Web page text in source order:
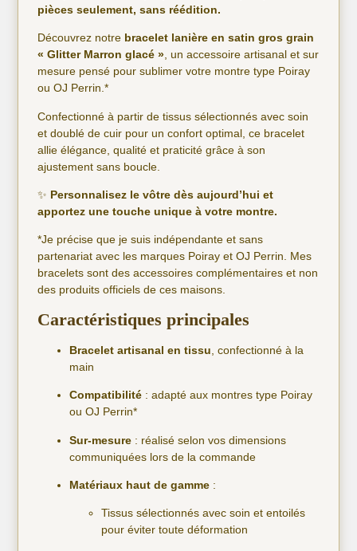
pièces seulement, sans réédition.
Découvrez notre bracelet lanière en satin gros grain
« Glitter Marron glacé », un accessoire artisanal et sur
mesure pensé pour sublimer votre montre type Poiray
ou OJ Perrin.*
Confectionné à partir de tissus sélectionnés avec soin
et doublé de cuir pour un confort optimal, ce bracelet
allie élégance, qualité et praticité grâce à son
ajustement sans boucle.
✨ Personnalisez le vôtre dès aujourd’hui et
apportez une touche unique à votre montre.
*Je précise que je suis indépendante et sans
partenariat avec les marques Poiray et OJ Perrin. Mes
bracelets sont des accessoires complémentaires et non
des produits officiels de ces maisons.
Caractéristiques principales
Bracelet artisanal en tissu , confectionné à la
main
Compatibilité : adapté aux montres type Poiray
ou OJ Perrin*
Sur-mesure : réalisé selon vos dimensions
communiquées lors de la commande
Matériaux haut de gamme :
Tissus sélectionnés avec soin et entoilés
pour éviter toute déformation